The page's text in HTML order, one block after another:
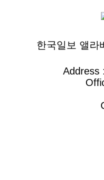
한국일보 앨라
Address